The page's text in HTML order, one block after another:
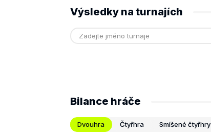
Výsledky na turnajích
Bilance hráče
Dvouhra Čtyřhra Smíšené čtyřhry